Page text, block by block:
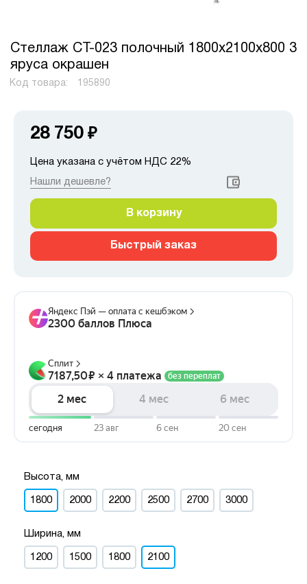
Стеллаж СТ-023 полочный 1800x2100x800 3
яруса окрашен
Код товара: 195890
28 750 ₽
Цена указана с учётом НДС 22%
Нашли дешевле?
В корзину
Быстрый заказ
Высота, мм
1800 2000 2200 2500 2700 3000
Ширина, мм
1200 1500 1800 2100